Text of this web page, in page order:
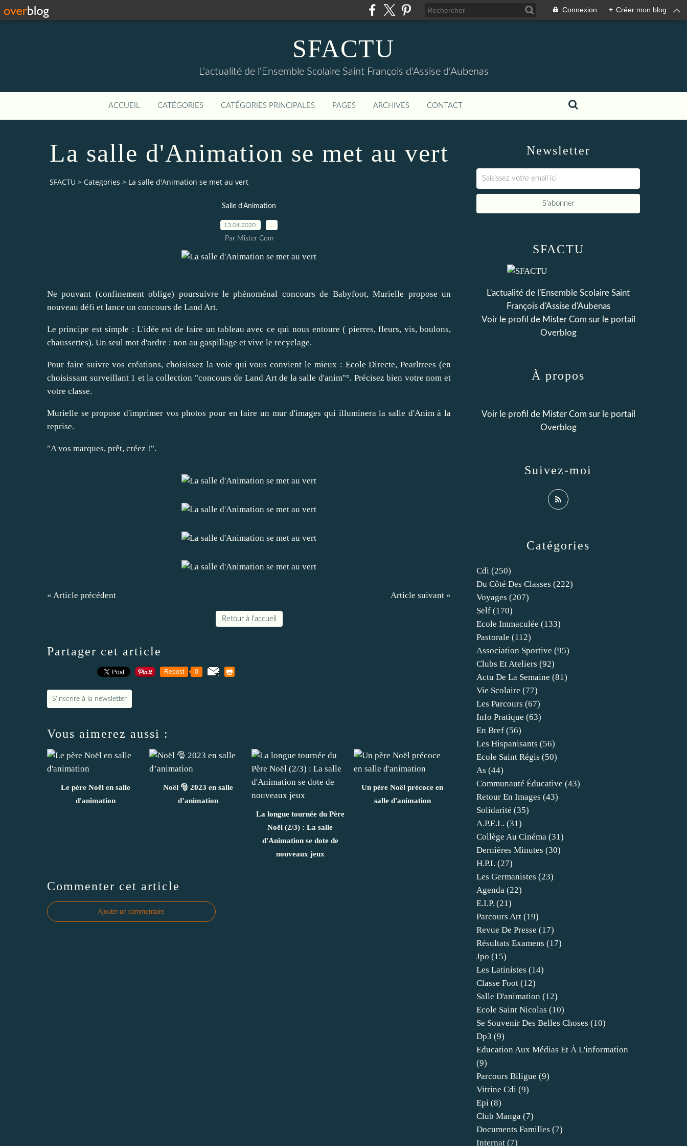
Connexion + Créer mon blog
SFACTU
L'actualité de l'Ensemble Scolaire Saint François d'Assise d'Aubenas
ACCUEIL CATÉGORIES CATÉGORIES PRINCIPALES PAGES ARCHIVES CONTACT
La salle d'Animation se met au vert
SFACTU > Categories > La salle d'Animation se met au vert
Salle d'Animation
13.04.2020
Par Mister Com
Ne pouvant (confinement oblige) poursuivre le phénoménal concours de Babyfoot, Murielle propose un
nouveau défi et lance un concours de Land Art.
Le principe est simple : L'idée est de faire un tableau avec ce qui nous entoure ( pierres, fleurs, vis, boulons,
chaussettes). Un seul mot d'ordre : non au gaspillage et vive le recyclage.
Pour faire suivre vos créations, choisissez la voie qui vous convient le mieux : Ecole Directe, Pearltrees (en
choisissant surveillant 1 et la collection "concours de Land Art de la salle d'anim"°. Précisez bien votre nom et
votre classe.
Murielle se propose d'imprimer vos photos pour en faire un mur d'images qui illuminera la salle d'Anim à la
reprise.
"A vos marques, prêt, créez !".
« Article précédent Article suivant »
Retour à l'accueil
Partager cet article
Repost 0
S'inscrire à la newsletter
Vous aimerez aussi :
Le père Noël en salle
d'animation
Noël 🎅 2023 en salle
d’animation
La longue tournée du Père
Noël (2/3) : La salle
d'Animation se dote de
nouveaux jeux
Un père Noël précoce en
salle d'animation
Commenter cet article
Ajouter un commentaire
Newsletter
Catégories
Cdi (250)
Du Côté Des Classes (222)
Voyages (207)
Self (170)
Ecole Immaculée (133)
Pastorale (112)
Association Sportive (95)
Clubs Et Ateliers (92)
Actu De La Semaine (81)
Vie Scolaire (77)
Les Parcours (67)
Info Pratique (63)
En Bref (56)
Les Hispanisants (56)
Ecole Saint Régis (50)
As (44)
Communauté Éducative (43)
Retour En Images (43)
Solidarité (35)
A.p.e.l. (31)
Collège Au Cinéma (31)
Dernières Minutes (30)
H.p.i. (27)
Les Germanistes (23)
Agenda (22)
E.i.p. (21)
Parcours Art (19)
Revue De Presse (17)
Résultats Examens (17)
Jpo (15)
Les Latinistes (14)
Classe Foot (12)
Salle D'animation (12)
Ecole Saint Nicolas (10)
Se Souvenir Des Belles Choses (10)
Dp3 (9)
Education Aux Médias Et À L'information
(9)
Parcours Biligue (9)
Vitrine Cdi (9)
Epi (8)
Club Manga (7)
Documents Familles (7)
Internat (7)
SFACTU
L'actualité de l'Ensemble Scolaire Saint
François d'Assise d'Aubenas
Voir le profil de Mister Com sur le portail
Overblog
Suivez-moi
À propos
Voir le profil de Mister Com sur le portail
Overblog